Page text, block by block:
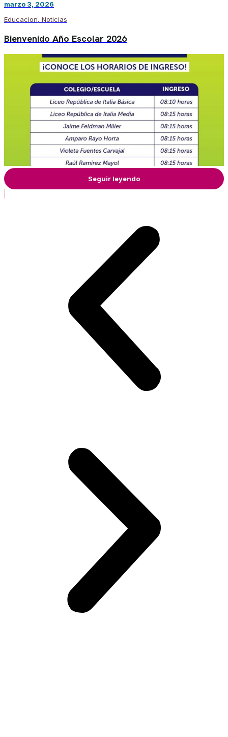
marzo 3, 2026
Educacion, Noticias
Bienvenido Año Escolar 2026
Seguir leyendo